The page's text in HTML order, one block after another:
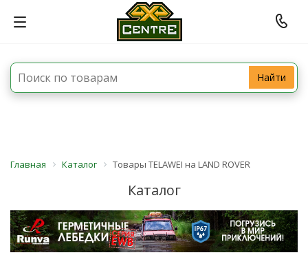
Найти
Главная Каталог Товары TELAWEI на LAND ROVER
Каталог